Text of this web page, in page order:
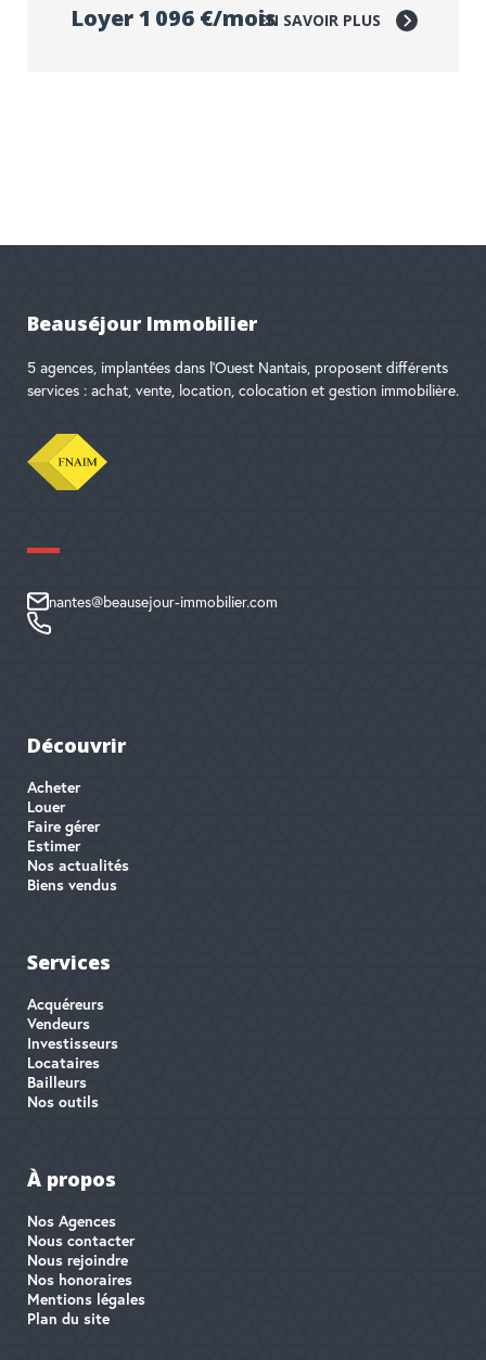
Loyer 1 096 €/moisEN SAVOIR PLUS
Beauséjour Immobilier
5 agences, implantées dans l'Ouest Nantais, proposent différents
services : achat, vente, location, colocation et gestion immobilière.
nantes@beausejour-immobilier.com
Découvrir
Acheter
Louer
Faire gérer
Estimer
Nos actualités
Biens vendus
Services
Acquéreurs
Vendeurs
Investisseurs
Locataires
Bailleurs
Nos outils
À propos
Nos Agences
Nous contacter
Nous rejoindre
Nos honoraires
Mentions légales
Plan du site